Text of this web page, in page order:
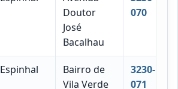
Doutor
José
Bacalhau
070
Espinhal
Bairro de
Vila Verde
3230-
071